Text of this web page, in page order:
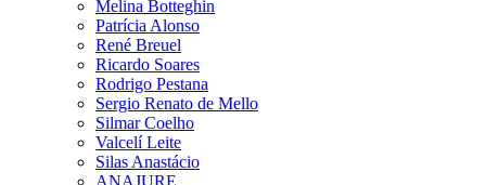
Melina Botteghin
Patrícia Alonso
René Breuel
Ricardo Soares
Rodrigo Pestana
Sergio Renato de Mello
Silmar Coelho
Valcelí Leite
Silas Anastácio
ANAJURE